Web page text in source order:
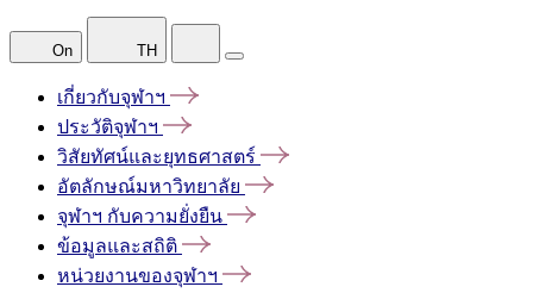
On TH
เกี่ยวกับจุฬาฯ
ประวัติจุฬาฯ
วิสัยทัศน์และยุทธศาสตร์
อัตลักษณ์มหาวิทยาลัย
จุฬาฯ กับความยั่งยืน
ข้อมูลและสถิติ
หน่วยงานของจุฬาฯ